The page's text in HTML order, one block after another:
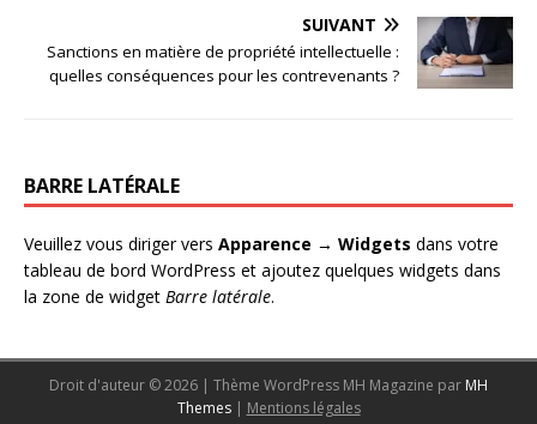
SUIVANT
Sanctions en matière de propriété intellectuelle :
quelles conséquences pour les contrevenants ?
BARRE LATÉRALE
Veuillez vous diriger vers Apparence → Widgets dans votre
tableau de bord WordPress et ajoutez quelques widgets dans
la zone de widget Barre latérale.
Droit d'auteur © 2026 | Thème WordPress MH Magazine par MH
Themes | Mentions légales